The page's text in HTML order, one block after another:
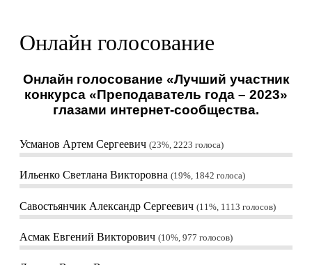
Онлайн голосование
Онлайн голосование «Лучший участник
конкурса «Преподаватель года – 2023»
глазами интернет-сообщества.
Усманов Артем Сергеевич 23%, 2223 голоса
Ильенко Светлана Викторовна 19%, 1842 голоса
Савостьянчик Александр Сергеевич 11%, 1113 голосов
Асмак Евгений Викторович 10%, 977 голосов